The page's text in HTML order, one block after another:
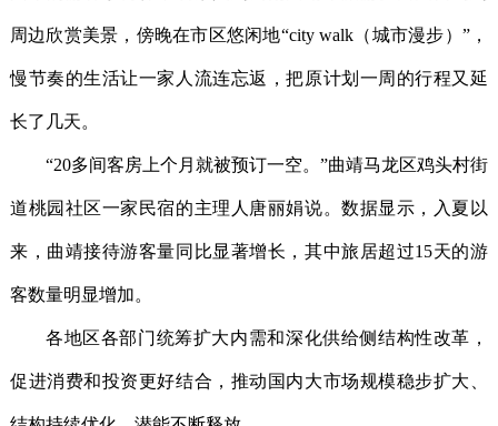
周边欣赏美景，傍晚在市区悠闲地“city walk（城市漫步）”，
慢节奏的生活让一家人流连忘返，把原计划一周的行程又延
长了几天。
“20多间客房上个月就被预订一空。”曲靖马龙区鸡头村街
道桃园社区一家民宿的主理人唐丽娟说。数据显示，入夏以
来，曲靖接待游客量同比显著增长，其中旅居超过15天的游
客数量明显增加。
各地区各部门统筹扩大内需和深化供给侧结构性改革，
促进消费和投资更好结合，推动国内大市场规模稳步扩大、